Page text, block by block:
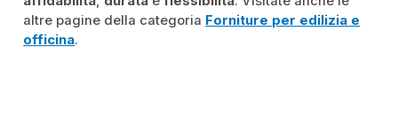
altre pagine della categoria Forniture per edilizia e
officina.